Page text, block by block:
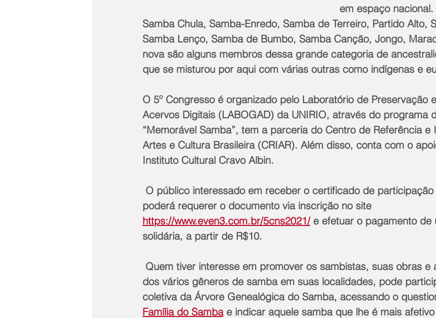
em espaço
Samba Chula, Samba-Enredo, Samba de Terreiro, Partido Alto,
Samba Lenço, Samba de Bumbo, Samba Canção, Jongo,
nova são alguns membros dessa grande categoria de
que se misturou por aqui com várias outras como indígenas e
O 5º Congresso é organizado pelo Laboratório de Preservação
Acervos Digitais (LABOGAD) da UNIRIO, através do programa
“Memorável Samba”, tem a parceria do Centro de Referência e
Artes e Cultura Brasileira (CRIAR). Além disso, conta com o
Instituto Cultural Cravo Albin.
poderá requerer o documento via inscrição no site
https://www.even3.com.br/5cns2021/ e efetuar o pagamento de
solidária, a partir de R$10.
dos vários gêneros de samba em suas localidades, pode
coletiva da Árvore Genealógica do Samba, acessando o
Família do Samba e indicar aquele samba que lhe é mais afetivo